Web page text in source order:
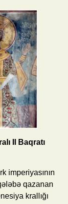
II Baqratı
imperiyasının
qazanan
krallığı